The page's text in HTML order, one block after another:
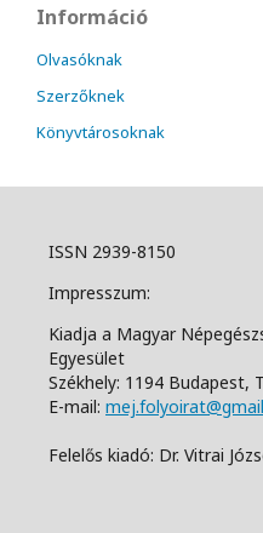
Információ
Olvasóknak
Szerzőknek
Könyvtárosoknak
ISSN 2939-8150
Impresszum:
Kiadja a Magyar
Egyesület
Székhely: 1194 Budapest,
E-mail:
Felelős kiadó: Dr. Vitrai